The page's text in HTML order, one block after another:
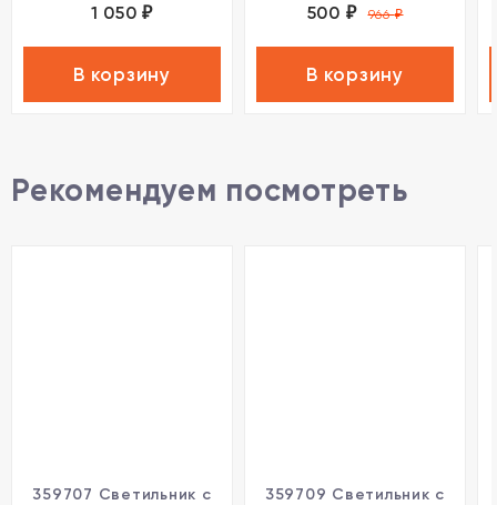
1 050₽
В корзину
500 ₽ 966₽
В корзину
Рекомендуем посмотреть
359707 Светильник c
359709 Светильник c